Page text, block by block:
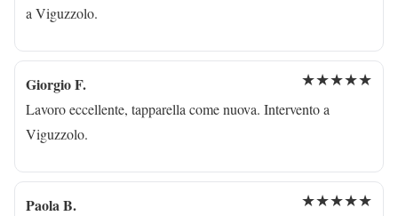
a Viguzzolo.
Giorgio F. ★★★★★
Lavoro eccellente, tapparella come nuova. Intervento a
Viguzzolo.
Paola B. ★★★★★